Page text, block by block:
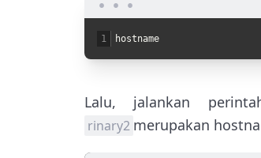
1 hostname
Lalu, jalankan
rinary2 merupakan